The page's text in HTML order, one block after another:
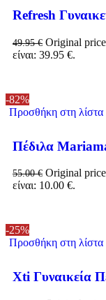
Refresh
49.95€ Original
είναι: 39.95 €.
-82%
Προσθήκη στη λίστα
Πέδιλα
55.00€ Original
είναι: 10.00 €.
-25%
Προσθήκη στη λίστα
Xti Γυναικεία